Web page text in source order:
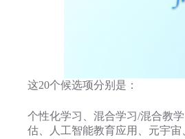
这20个候选项分别是：
个性化学习、混合学习/混合教
估、人工智能教育应用、元宇